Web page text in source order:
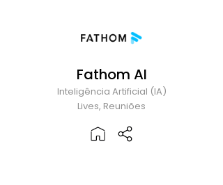
Fathom AI
Inteligência Artificial (IA)
Lives, Reuniões